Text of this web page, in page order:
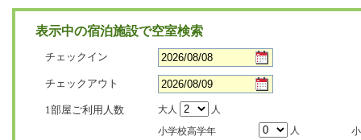
表示中の宿泊施設で空室検索
チェックイン
チェックアウト
1部屋ご利用人数 大人
人
小学校高学年
人